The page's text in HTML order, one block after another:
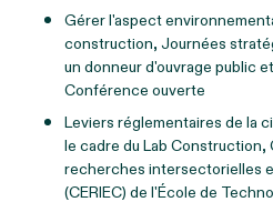
Gérer l'aspect
construction, Journées
un donneur d'ouvrage public
Conférence ouverte
Leviers réglementaires de la
le cadre du Lab
recherches intersectorielles
(CERIEC) de l'École de